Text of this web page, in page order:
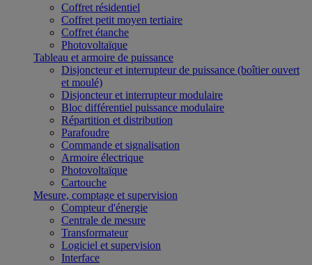
Coffret résidentiel
Coffret petit moyen tertiaire
Coffret étanche
Photovoltaïque
Tableau et armoire de puissance
Disjoncteur et interrupteur de puissance (boîtier ouvert
et moulé)
Disjoncteur et interrupteur modulaire
Bloc différentiel puissance modulaire
Répartition et distribution
Parafoudre
Commande et signalisation
Armoire électrique
Photovoltaïque
Cartouche
Mesure, comptage et supervision
Compteur d'énergie
Centrale de mesure
Transformateur
Logiciel et supervision
Interface